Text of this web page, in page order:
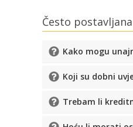
Često
Kako mogu
Koji su dobni
Trebam li